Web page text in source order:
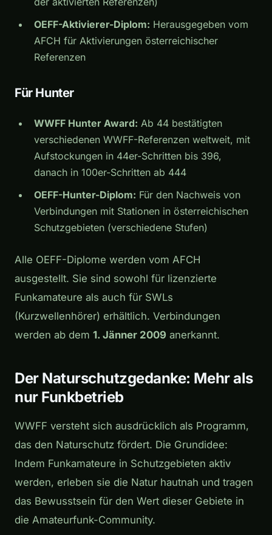
OEFF-Aktivierer-Diplom: Herausgegeben vom
AFCH für Aktivierungen österreichischer
Referenzen
Für Hunter
WWFF Hunter Award: Ab 44 bestätigten
verschiedenen WWFF-Referenzen weltweit, mit
Aufstockungen in 44er-Schritten bis 396,
danach in 100er-Schritten ab 444
OEFF-Hunter-Diplom: Für den Nachweis von
Verbindungen mit Stationen in österreichischen
Schutzgebieten (verschiedene Stufen)
Alle OEFF-Diplome werden vom AFCH
ausgestellt. Sie sind sowohl für lizenzierte
Funkamateure als auch für SWLs
(Kurzwellenhörer) erhältlich. Verbindungen
werden ab dem 1. Jänner 2009 anerkannt.
Der Naturschutzgedanke: Mehr als
nur Funkbetrieb
WWFF versteht sich ausdrücklich als Programm,
das den Naturschutz fördert. Die Grundidee:
Indem Funkamateure in Schutzgebieten aktiv
werden, erleben sie die Natur hautnah und tragen
das Bewusstsein für den Wert dieser Gebiete in
die Amateurfunk-Community.